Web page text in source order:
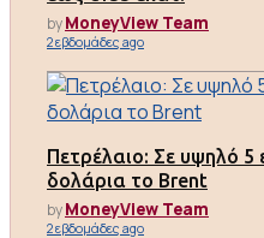
byMoneyView Team
2 εβδομάδες ago
Πετρέλαιο: Σε υψηλό
δολάρια το Brent
byMoneyView Team
2 εβδομάδες ago